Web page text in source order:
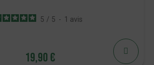
5 / 5 - 1 avis
19,90 €